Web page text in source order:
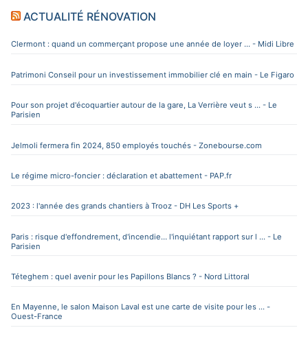
ACTUALITÉ RÉNOVATION
Clermont : quand un commerçant propose une année de loyer ... - Midi Libre
Patrimoni Conseil pour un investissement immobilier clé en main - Le Figaro
Pour son projet d'écoquartier autour de la gare, La Verrière veut s ... - Le
Parisien
Jelmoli fermera fin 2024, 850 employés touchés - Zonebourse.com
Le régime micro-foncier : déclaration et abattement - PAP.fr
2023 : l'année des grands chantiers à Trooz - DH Les Sports +
Paris : risque d'effondrement, d'incendie… l'inquiétant rapport sur l ... - Le
Parisien
Téteghem : quel avenir pour les Papillons Blancs ? - Nord Littoral
En Mayenne, le salon Maison Laval est une carte de visite pour les ... -
Ouest-France